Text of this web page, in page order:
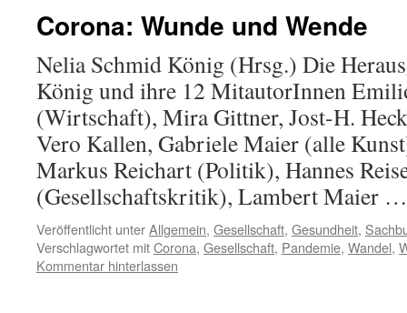
Corona: Wunde und Wende
Nelia Schmid König (Hrsg.) Die
König und ihre 12 MitautorInnen
(Wirtschaft), Mira Gittner, Jost-H.
Vero Kallen, Gabriele Maier (alle
Markus Reichart (Politik), Hannes
(Gesellschaftskritik), Lambert Maier
Veröffentlicht unterAllgemein, Gesellschaft, Gesundheit,
Verschlagwortet mitCorona, Gesellschaft, Pandemie, Wandel,
Kommentar hinterlassen